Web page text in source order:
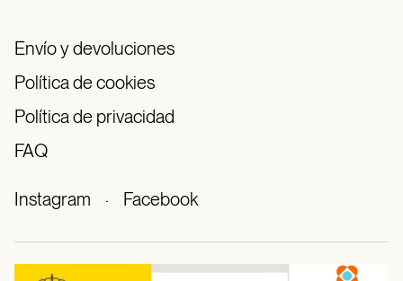
Envío y devoluciones
Política de cookies
Política de privacidad
FAQ
Instagram · Facebook